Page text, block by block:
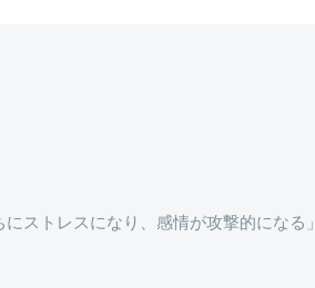
ストレスになり、感情が攻撃的になる」